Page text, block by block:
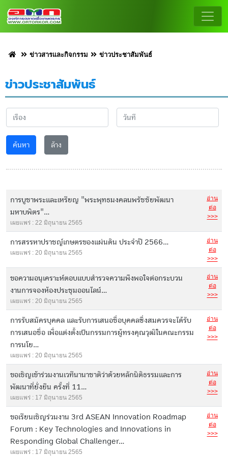
ข่าวสารและกิจกรรม ข่าวประชาสัมพันธ์
ข่าวประชาสัมพันธ์
ค้นหา ล้าง
การบูชาพระและเหรียญ "พระพุทธมงคลนพรัชชัยพัฒนา
มหาบพิตร"...
เผยแพร่ : 22 มิถุนายน 2565
อ่าน
ต่อ
>>>
การสรรหาปราชญ์เกษตรของแผ่นดิน ประจำปี 2566...
เผยแพร่ : 20 มิถุนายน 2565
อ่าน
ต่อ
>>>
ขอความอนุเคราะห์ตอบแบบสำรวจความพึงพอใจต่อกระบวน
งานการจองห้องประชุมออนไลน์...
เผยแพร่ : 20 มิถุนายน 2565
อ่าน
ต่อ
>>>
การรับสมัครบุคคล และรับการเสนอชื่อบุคคลซึ่งสมควรจะได้รับ
การเสนอชื่อ เพื่อแต่งตั้งเป็นกรรมการผู้ทรงคุณวุฒิในคณะกรรม
การนโย...
เผยแพร่ : 20 มิถุนายน 2565
อ่าน
ต่อ
>>>
ขอเชิญเข้าร่วมงานเวทีนานาชาติว่าด้วยหลักนิติธรรมและการ
พัฒนาที่ยั่งยืน ครั้งที่ 11...
เผยแพร่ : 17 มิถุนายน 2565
อ่าน
ต่อ
>>>
ขอเรียนเชิญร่วมงาน 3rd ASEAN Innovation Roadmap
Forum : Key Technologies and Innovations in
Responding Global Challenger...
เผยแพร่ : 17 มิถุนายน 2565
อ่าน
ต่อ
>>>